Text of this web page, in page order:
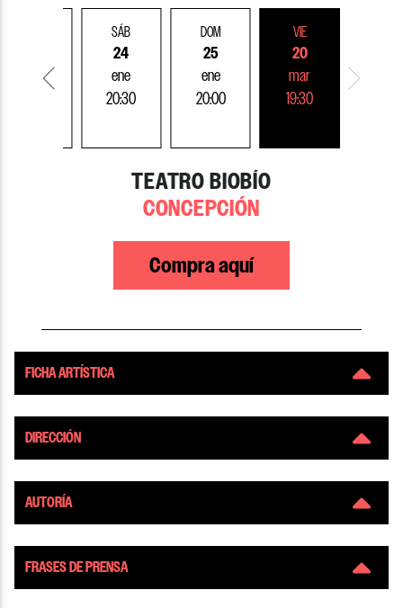
SÁB
24
ene
20:30
DOM
25
ene
20:00
VIE
20
mar
19:30
PEÑALOLÉN
PEÑALOLÉN
PEÑALOLÉN
PEÑALOLÉN
TEATRO BIOBÍO
CONCEPCIÓN
Compra aquí
FICHA ARTÍSTICA
DIRECCIÓN
AUTORÍA
FRASES DE PRENSA